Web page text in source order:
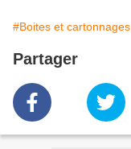
#Boites et cartonnages
Partager